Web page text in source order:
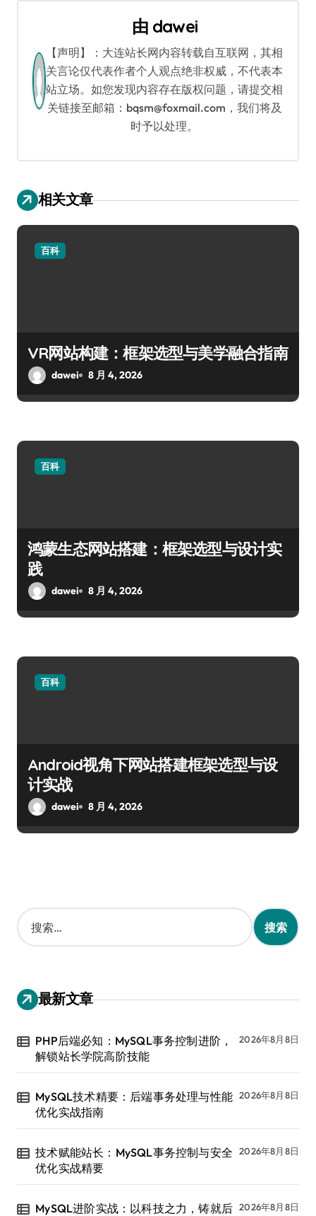
由 dawei
【声明】：大连站长网内容转载自互联网，其相
关言论仅代表作者个人观点绝非权威，不代表本
站立场。如您发现内容存在版权问题，请提交相
关链接至邮箱：bqsm@foxmail.com，我们将及
时予以处理。
相关文章
百科
VR网站构建：框架选型与美学融合指南
dawei 8 月 4, 2026
百科
鸿蒙生态网站搭建：框架选型与设计实
践
dawei 8 月 4, 2026
百科
Android视角下网站搭建框架选型与设
计实战
dawei 8 月 4, 2026
搜
索
：
最新文章
PHP后端必知：MySQL事务控制进阶，
解锁站长学院高阶技能
2026年8月8日
MySQL技术精要：后端事务处理与性能
优化实战指南
2026年8月8日
技术赋能站长：MySQL事务控制与安全
优化实战精要
2026年8月8日
MySQL进阶实战：以科技之力，铸就后 2026年8月8日